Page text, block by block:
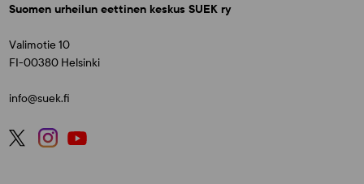
Suomen urheilun eettinen keskus SUEK ry
Valimotie 10
FI-00380 Helsinki
info@suek.fi